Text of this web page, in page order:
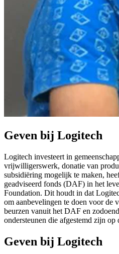
Geven bij Logitech
Logitech investeert in
vrijwilligerswerk, donatie van
subsidiëring mogelijk te maken,
geadviseerd fonds (DAF) in het
Foundation. Dit houdt in dat
om aanbevelingen te doen voor de
beurzen vanuit het DAF en
ondersteunen die afgestemd zijn
Geven bij Logitech